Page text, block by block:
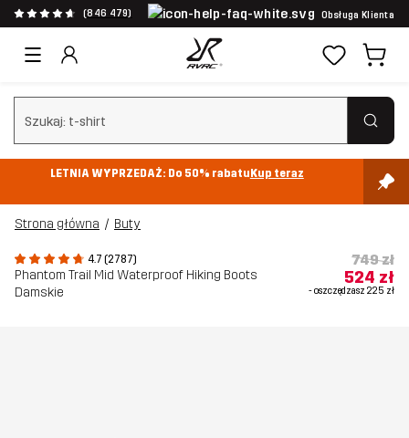
(846 479) Obsługa Klienta
Wyczyść wyszukiwanie
LETNIA WYPRZEDAŻ: Do 50% rabatuKup teraz
Strona główna Buty
4.7 (2787)
Phantom Trail Mid Waterproof Hiking Boots
Damskie
749 zł
524 zł
- oszczędzasz 225 zł